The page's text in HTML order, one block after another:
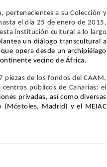
pertenecientes a su Colección y
el día 25 de enero de 2015,
institución cultural a lo largo
lantea un diálogo transcultural a
opera desde un archipiélago
vecino de África.
de los fondos del CAAM,
públicos de Canarias: el
privadas, así como diversas
(Móstoles, Madrid) y el MEIAC